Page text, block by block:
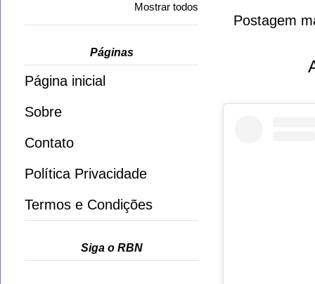
Postagem
Mostrar todos
Páginas
Página inicial
Sobre
Contato
Política Privacidade
Termos e Condições
Siga o RBN